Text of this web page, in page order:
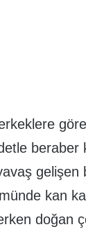
beraber
gelişen
kan
doğan